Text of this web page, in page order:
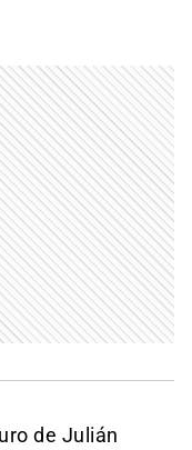
de Julián